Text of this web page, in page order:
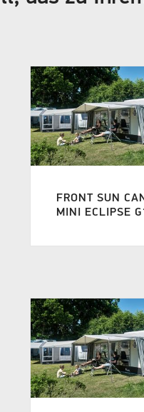
FRONT SUN
MINI ECLIPSE